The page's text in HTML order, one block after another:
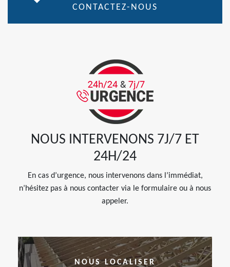
CONTACTEZ-NOUS
NOUS INTERVENONS 7J/7 ET
24H/24
En cas d’urgence, nous intervenons dans l’immédiat,
n’hésitez pas à nous contacter via le formulaire ou à nous
appeler.
NOUS LOCALISER